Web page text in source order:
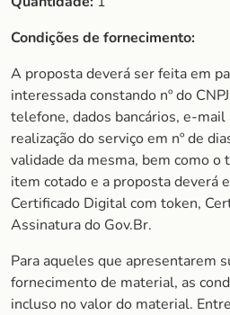
Condições de fornecimento:
A proposta deverá ser feita em
interessada constando nº do
telefone, dados bancários, e-mail
realização do serviço em nº de
validade da mesma, bem como o
item cotado e a proposta deverá
Certificado Digital com token,
Assinatura do Gov.Br.
Para aqueles que apresentarem
fornecimento de material, as
incluso no valor do material.